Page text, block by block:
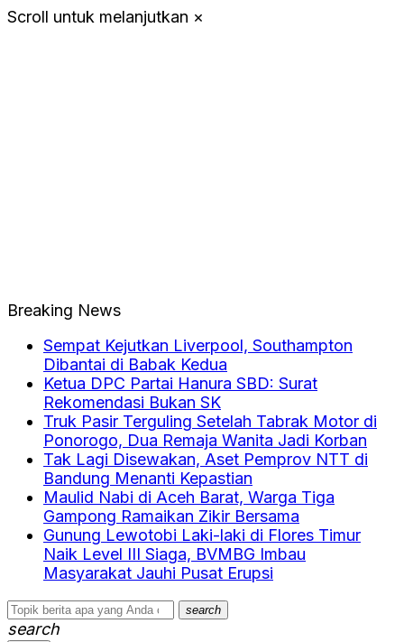
Scroll untuk melanjutkan ×
Breaking News
Sempat Kejutkan Liverpool, Southampton
Dibantai di Babak Kedua
Ketua DPC Partai Hanura SBD: Surat
Rekomendasi Bukan SK
Truk Pasir Terguling Setelah Tabrak Motor di
Ponorogo, Dua Remaja Wanita Jadi Korban
Tak Lagi Disewakan, Aset Pemprov NTT di
Bandung Menanti Kepastian
Maulid Nabi di Aceh Barat, Warga Tiga
Gampong Ramaikan Zikir Bersama
Gunung Lewotobi Laki-laki di Flores Timur
Naik Level III Siaga, BVMBG Imbau
Masyarakat Jauhi Pusat Erupsi
search
search